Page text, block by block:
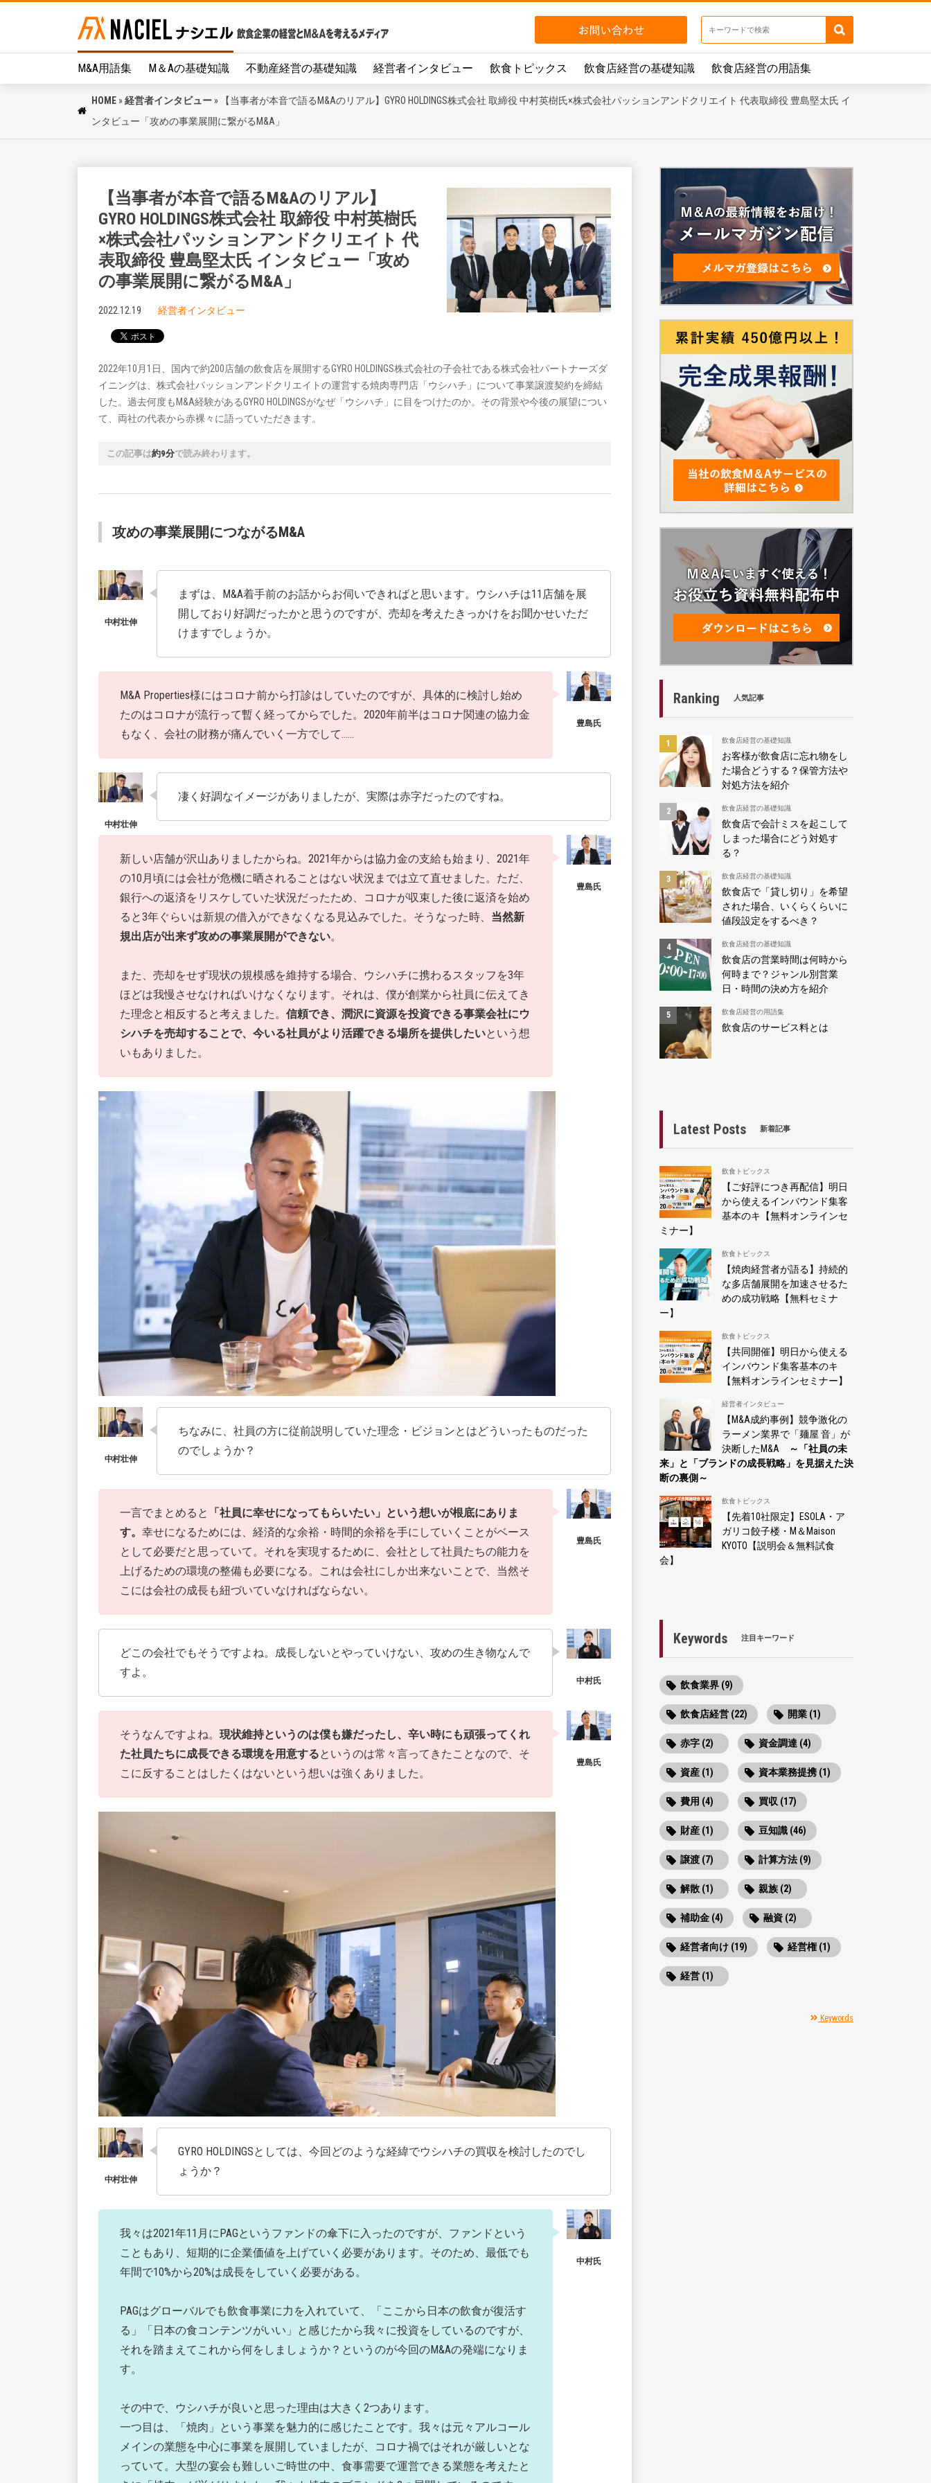
M&A用語集 M＆Aの基礎知識 不動産経営の基礎知識 経営者インタビュー 飲食トピックス 飲食店経営の基礎知識 飲食店経営の用語集
HOME »経営者インタビュー »
【当事者が本音で語るM&Aのリアル】GYRO HOLDINGS株式会社 取締役 中村英樹氏×株式会社パッションアンドクリエイト 代表取締役 豊島堅太氏 イ
ンタビュー「攻めの事業展開に繋がるM&A」
【当事者が本音で語るM&Aのリアル】
GYRO HOLDINGS株式会社 取締役 中村英樹氏
×株式会社パッションアンドクリエイト 代
表取締役 豊島堅太氏 インタビュー「攻め
の事業展開に繋がるM&A」
2022.12.19 経営者インタビュー
2022年10月1日、国内で約200店舗の飲食店を展開するGYRO HOLDINGS株式会社の子会社である株式会社パートナーズダ
イニングは、株式会社パッションアンドクリエイトの運営する焼肉専門店「ウシハチ」について事業譲渡契約を締結
した。過去何度もM&A経験があるGYRO HOLDINGSがなぜ「ウシハチ」に目をつけたのか。その背景や今後の展望につい
て、両社の代表から赤裸々に語っていただきます。
この記事は約9分で読み終わります。
攻めの事業展開につながるM&A
まずは、M&A着手前のお話からお伺いできればと思います。ウシハチは11店舗を展
開しており好調だったかと思うのですが、売却を考えたきっかけをお聞かせいただ
けますでしょうか。
M&A Properties様にはコロナ前から打診はしていたのですが、具体的に検討し始め
たのはコロナが流行って暫く経ってからでした。2020年前半はコロナ関連の協力金
もなく、会社の財務が痛んでいく一方でして……
凄く好調なイメージがありましたが、実際は赤字だったのですね。
新しい店舗が沢山ありましたからね。2021年からは協力金の支給も始まり、2021年
の10月頃には会社が危機に晒されることはない状況までは立て直せました。ただ、
銀行への返済をリスケしていた状況だったため、コロナが収束した後に返済を始め
ると3年ぐらいは新規の借入ができなくなる見込みでした。そうなった時、 当然新
規出店が出来ず攻めの事業展開ができない。
また、売却をせず現状の規模感を維持する場合、ウシハチに携わるスタッフを3年
ほどは我慢させなければいけなくなります。それは、僕が創業から社員に伝えてき
た理念と相反すると考えました。 信頼でき、潤沢に資源を投資できる事業会社にウ
シハチを売却することで、今いる社員がより活躍できる場所を提供したいという想
いもありました。
ちなみに、社員の方に従前説明していた理念・ビジョンとはどういったものだった
のでしょうか？
一言でまとめると
「社員に幸せになってもらいたい」という想いが根底にありま
す。 幸せになるためには、経済的な余裕・時間的余裕を手にしていくことがベース
として必要だと思っていて。それを実現するために、会社として社員たちの能力を
上げるための環境の整備も必要になる。これは会社にしか出来ないことで、当然そ
こには会社の成長も紐づいていなければならない。
どこの会社でもそうですよね。成長しないとやっていけない、攻めの生き物なんで
すよ。
そうなんですよね。 現状維持というのは僕も嫌だったし、辛い時にも頑張ってくれ
た社員たちに成長できる環境を用意するというのは常々言ってきたことなので、そ
こに反することはしたくはないという想いは強くありました。
GYRO HOLDINGSとしては、今回どのような経緯でウシハチの買収を検討したのでし
ょうか？
我々は2021年11月にPAGというファンドの傘下に入ったのですが、ファンドという
こともあり、短期的に企業価値を上げていく必要があります。そのため、最低でも
年間で10%から20%は成長をしていく必要がある。
PAGはグローバルでも飲食事業に力を入れていて、「ここから日本の飲食が復活す
る」「日本の食コンテンツがいい」と感じたから我々に投資をしているのですが、
それを踏まえてこれから何をしましょうか？というのが今回のM&Aの発端になりま
す。
その中で、ウシハチが良いと思った理由は大きく2つあります。
一つ目は、「焼肉」という事業を魅力的に感じたことです。我々は元々アルコール
メインの業態を中心に事業を展開していましたが、コロナ禍ではそれが厳しいとな
っていて。大型の宴会も難しいご時世の中、食事需要で運営できる業態を考えたと
Ranking 人気記事
飲食店経営の基礎知識
お客様が飲食店に忘れ物をし
た場合どうする？保管方法や
対処方法を紹介
飲食店経営の基礎知識
飲食店で会計ミスを起こして
しまった場合にどう対処す
る？
飲食店経営の基礎知識
飲食店で「貸し切り」を希望
された場合、いくらくらいに
値段設定をするべき？
飲食店経営の基礎知識
飲食店の営業時間は何時から
何時まで？ジャンル別営業
日・時間の決め方を紹介
飲食店経営の用語集
飲食店のサービス料とは
Latest Posts 新着記事
飲食トピックス
【ご好評につき再配信】明日
から使えるインバウンド集客
基本のキ【無料オンラインセ
ミナー】
飲食トピックス
【焼肉経営者が語る】持続的
な多店舗展開を加速させるた
めの成功戦略【無料セミナ
ー】
飲食トピックス
【共同開催】明日から使える
インバウンド集客基本のキ
【無料オンラインセミナー】
経営者インタビュー
【M&A成約事例】競争激化の
ラーメン業界で「麺屋 音」が
決断したM&A
～「社員の未
来」と「ブランドの成長戦略」を見据えた決
断の裏側～
飲食トピックス
【先着10社限定】ESOLA・ア
ガリコ餃子楼・M＆Maison
KYOTO【説明会＆無料試食
会】
Keywords 注目キーワード
飲食業界 (9)
飲食店経営 (22) 開業 (1)
赤字 (2) 資金調達 (4)
資産 (1) 資本業務提携 (1)
費用 (4) 買収 (17)
財産 (1) 豆知識 (46)
譲渡 (7) 計算方法 (9)
解散 (1) 親族 (2)
補助金 (4) 融資 (2)
経営者向け (19) 経営権 (1)
経営 (1)
Keywords